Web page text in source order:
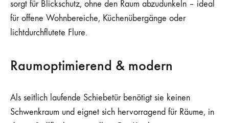
sorgt für Blickschutz, ohne den Raum abzudunkeln – ideal
für offene Wohnbereiche, Küchenübergänge oder
lichtdurchflutete Flure.
Raumoptimierend & modern
Als seitlich laufende Schiebetür benötigt sie keinen
Schwenkraum und eignet sich hervorragend für Räume, in